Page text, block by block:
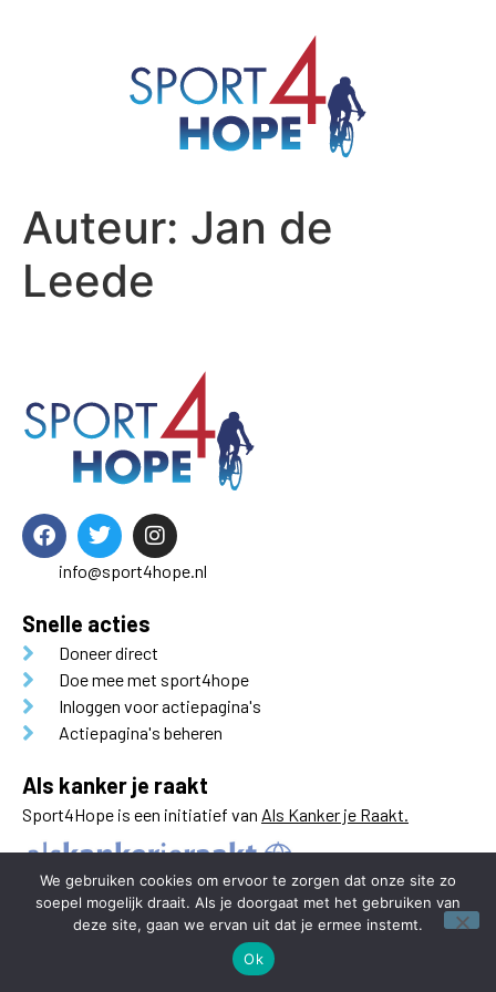
Auteur: Jan de
Leede
info@sport4hope.nl
Snelle acties
Doneer direct
Doe mee met sport4hope
Inloggen voor actiepagina's
Actiepagina's beheren
Als kanker je raakt
Sport4Hope is een initiatief van Als Kanker je Raakt.
We gebruiken cookies om ervoor te zorgen dat onze site zo
soepel mogelijk draait. Als je doorgaat met het gebruiken van
deze site, gaan we ervan uit dat je ermee instemt.
Ok